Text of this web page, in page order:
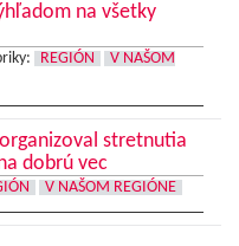
na všetky
REGIÓN
V NAŠOM
stretnutia
dobrú vec
V NAŠOM REGIÓNE